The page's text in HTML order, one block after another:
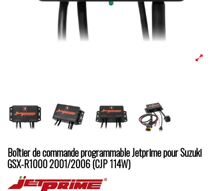
Boîtier de commande programmable Jetprime pour Suzuki
GSX-R1000 2001/2006 (CJP 114W)